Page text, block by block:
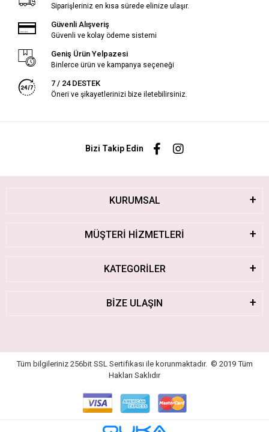
Siparişleriniz en kısa sürede elinize ulaşır.
Güvenli Alışveriş
Güvenli ve kolay ödeme sistemi
Geniş Ürün Yelpazesi
Binlerce ürün ve kampanya seçeneği
7 / 24 DESTEK
Öneri ve şikayetlerinizi bize iletebilirsiniz.
Bizi Takip Edin
KURUMSAL
MÜŞTERİ HİZMETLERİ
KATEGORİLER
BİZE ULAŞIN
Tüm bilgileriniz 256bit SSL Sertifikası ile korunmaktadır. © 2019 Tüm
Hakları Saklıdır